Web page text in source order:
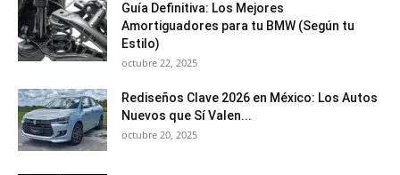
Guía Definitiva: Los Mejores
Amortiguadores para tu BMW (Según tu
Estilo)
octubre 22, 2025
Rediseños Clave 2026 en México: Los Autos
Nuevos que Sí Valen...
octubre 20, 2025